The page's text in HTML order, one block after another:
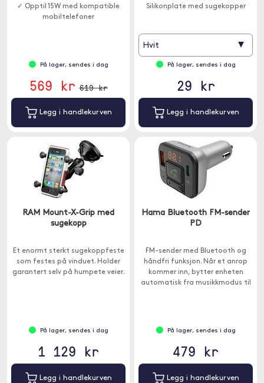
✓ Opptil 15W med kompatible
mobiltelefoner
På lager, sendes i dag
569 kr 619 kr
Legg i handlekurven
Silikonplate med sugekopper
Hvit ▾
På lager, sendes i dag
29 kr
Legg i handlekurven
RAM Mount-X-Grip med
sugekopp
Et enormt sterkt sugekoppfeste
som festes på vinduet. Holder
garantert selv på humpete veier.
På lager, sendes i dag
1 129 kr
Legg i handlekurven
Hama Bluetooth FM-sender
PD
FM-sender med Bluetooth og
håndfri funksjon. Når et anrop
kommer inn, bytter enheten
automatisk fra musikkmodus til
På lager, sendes i dag
479 kr
Legg i handlekurven